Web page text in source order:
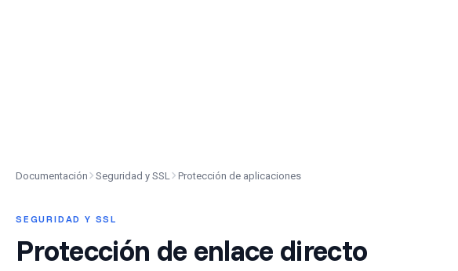
Documentación Seguridad y SSL Protección de aplicaciones
SEGURIDAD Y SSL
Protección de enlace directo